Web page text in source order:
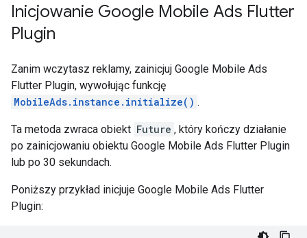
Inicjowanie Google Mobile Ads Flutter
Plugin
Zanim wczytasz reklamy, zainicjuj Google Mobile Ads
Flutter Plugin, wywołując funkcję
MobileAds.instance.initialize() .
Ta metoda zwraca obiekt Future , który kończy działanie
po zainicjowaniu obiektu Google Mobile Ads Flutter Plugin
lub po 30 sekundach.
Poniższy przykład inicjuje Google Mobile Ads Flutter
Plugin: